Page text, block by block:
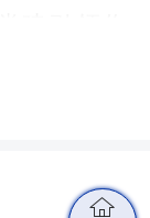
建引领作
村党员实
宣讲员，